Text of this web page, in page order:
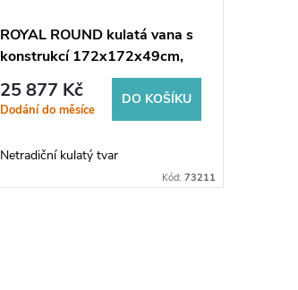
ROYAL ROUND kulatá vana s
konstrukcí 172x172x49cm,
25 877 Kč
Dodání do měsíce
DO KOŠÍKU
Netradiční kulatý tvar
Kód: 73211